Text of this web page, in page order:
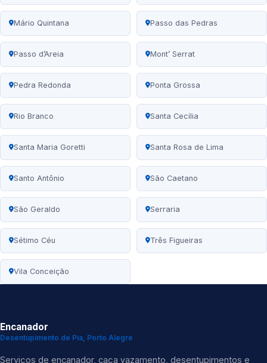
Mário Quintana Passo das Pedras
Passo d’Areia Mont’ Serrat
Pedra Redonda Ponta Grossa
Rio Branco Santa Cecília
Santa Maria Goretti Santa Rosa de Lima
Santo Antônio São Caetano
São Geraldo Serraria
Sétimo Céu Três Figueiras
Vila Conceição
Encanador
Desentupimento de Pia, Porto Alegre
Serviços de encanador, caça vazamento, desentupimentos e